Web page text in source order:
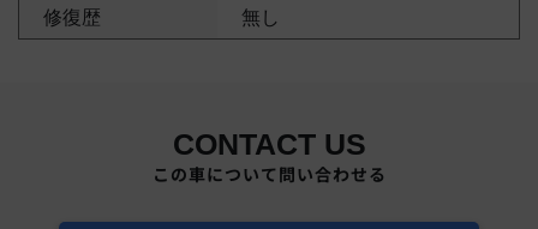
修復歴
無し
CONTACT US
この車について問い合わせる